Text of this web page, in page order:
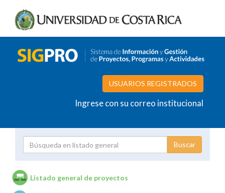
USUARIOS REGISTRADOS
Ingrese con su correo institucional
Listado general de proyectos